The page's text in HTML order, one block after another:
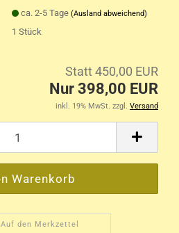
ca. 2-5 Tage (Ausland abweichend)
1 Stück
Statt 450,00 EUR
Nur 398,00 EUR
inkl. 19% MwSt. zzgl. Versand
Auf den Merkzettel